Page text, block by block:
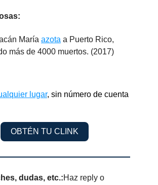
María azota a Puerto Rico,
más de 4000 muertos. (2017)
lugar, sin número de cuenta
OBTÉN TU CLINK
dudas, etc.:Haz reply o